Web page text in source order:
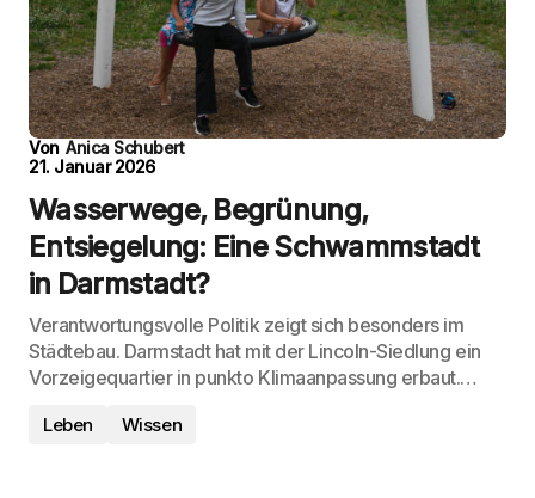
Von Anica Schubert
21. Januar 2026
Wasserwege, Begrünung,
Entsiegelung: Eine Schwammstadt
in Darmstadt?
Verantwortungsvolle Politik zeigt sich besonders im
Städtebau. Darmstadt hat mit der Lincoln-Siedlung ein
Vorzeigequartier in punkto Klimaanpassung erbaut.…
Leben Wissen